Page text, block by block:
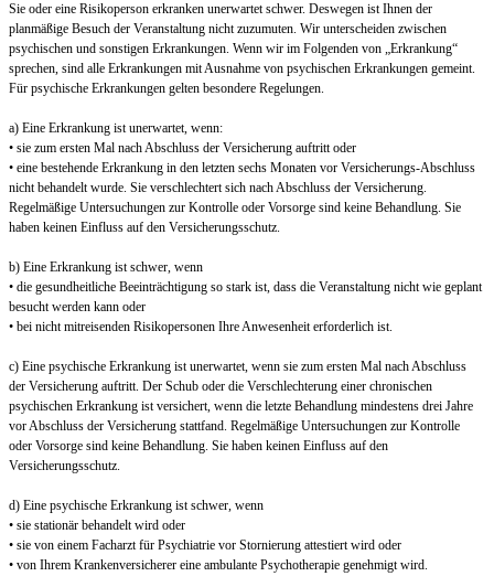
Sie oder eine Risikoperson erkranken unerwartet schwer. Deswegen ist Ihnen der
planmäßige Besuch der Veranstaltung nicht zuzumuten. Wir unterscheiden zwischen
psychischen und sonstigen Erkrankungen. Wenn wir im Folgenden von „Erkrankung“
sprechen, sind alle Erkrankungen mit Ausnahme von psychischen Erkrankungen gemeint.
Für psychische Erkrankungen gelten besondere Regelungen.
a) Eine Erkrankung ist unerwartet, wenn:
• sie zum ersten Mal nach Abschluss der Versicherung auftritt oder
• eine bestehende Erkrankung in den letzten sechs Monaten vor Versicherungs-Abschluss
nicht behandelt wurde. Sie verschlechtert sich nach Abschluss der Versicherung.
Regelmäßige Untersuchungen zur Kontrolle oder Vorsorge sind keine Behandlung. Sie
haben keinen Einfluss auf den Versicherungsschutz.
b) Eine Erkrankung ist schwer, wenn
• die gesundheitliche Beeinträchtigung so stark ist, dass die Veranstaltung nicht wie geplant
besucht werden kann oder
• bei nicht mitreisenden Risikopersonen Ihre Anwesenheit erforderlich ist.
c) Eine psychische Erkrankung ist unerwartet, wenn sie zum ersten Mal nach Abschluss
der Versicherung auftritt. Der Schub oder die Verschlechterung einer chronischen
psychischen Erkrankung ist versichert, wenn die letzte Behandlung mindestens drei Jahre
vor Abschluss der Versicherung stattfand. Regelmäßige Untersuchungen zur Kontrolle
oder Vorsorge sind keine Behandlung. Sie haben keinen Einfluss auf den
Versicherungsschutz.
d) Eine psychische Erkrankung ist schwer, wenn
• sie stationär behandelt wird oder
• sie von einem Facharzt für Psychiatrie vor Stornierung attestiert wird oder
• von Ihrem Krankenversicherer eine ambulante Psychotherapie genehmigt wird.